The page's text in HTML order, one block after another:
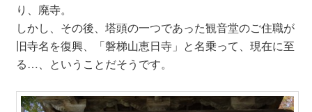
り、廃寺。
しかし、その後、塔頭の一つであった観音堂のご住職が
旧寺名を復興、「磐梯山恵日寺」と名乗って、現在に至
る…、ということだそうです。